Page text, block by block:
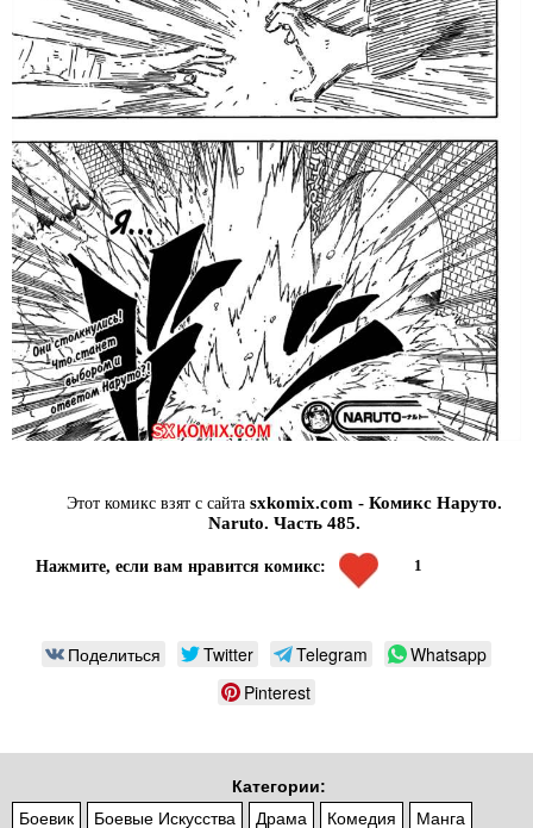
Этот комикс взят с сайта sxkomix.com - Комикс Наруто.
Naruto. Часть 485.
Нажмите, если вам нравится комикс: 1
Поделиться Twitter Telegram
Whatsapp
Pinterest
Категории:
Боевик
Боевые Искусства Драма Комедия Манга